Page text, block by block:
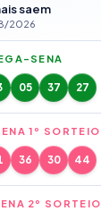
saem
2026
SENA
05 37 27
1º SORTEIO
36 30 44
2º SORTEIO